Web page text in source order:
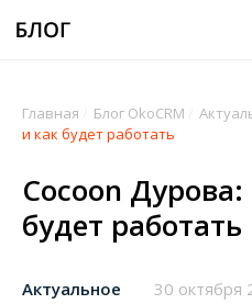
Главная Блог OkoCRM
и как будет работать
Cocoon
будет работать
Актуальное
30 октября